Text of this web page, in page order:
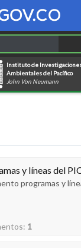
Instituto de
Ambientales del Pacífico
John Von Neumann
y líneas del
programas y
1